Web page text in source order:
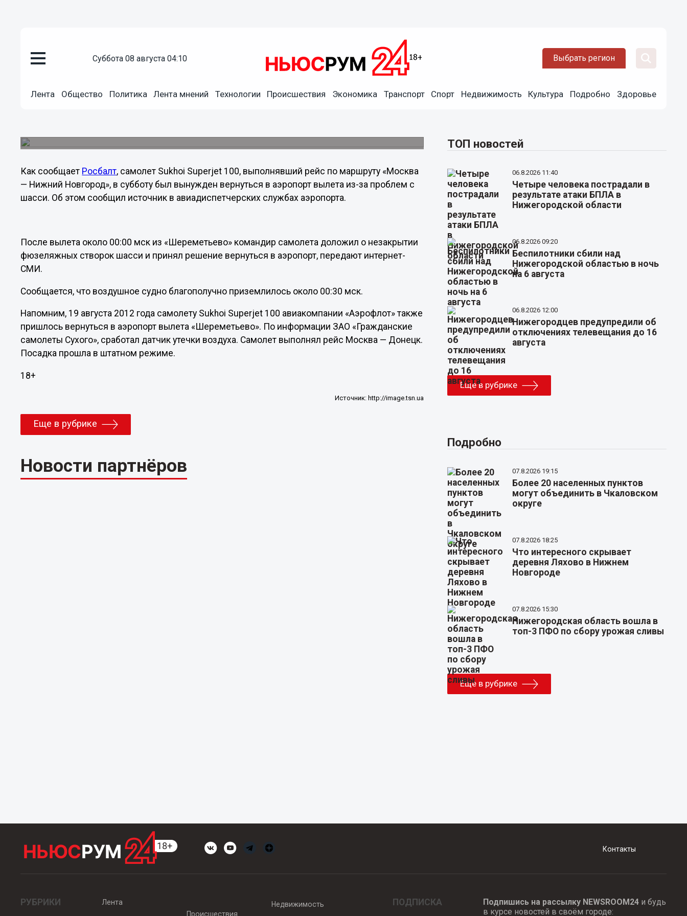
суббота 08 августа 04:10 Выбрать регион
Лента Общество Политика Лента мнений Технологии Происшествия Экономика Транспорт Спорт Недвижимость Культура Подробно Здоровье
Sukhoi Superjet 100, вылетевший из Москвы в Нижний
Как сообщает Росбалт, самолет Sukhoi Superjet 100, выполнявший рейс по маршруту «Москва
— Нижний Новгород», в субботу был вынужден вернуться в аэропорт вылета из-за проблем с
шасси. Об этом сообщил источник в авиадиспетчерских службах аэропорта.
После вылета около 00:00 мск из «Шереметьево» командир самолета доложил о незакрытии
фюзеляжных створок шасси и принял решение вернуться в аэропорт, передают интернет-
СМИ.
Сообщается, что воздушное судно благополучно приземлилось около 00:30 мск.
Напомним, 19 августа 2012 года самолету Sukhoi Superjet 100 авиакомпании «Аэрофлот» также
пришлось вернуться в аэропорт вылета «Шереметьево». По информации ЗАО «Гражданские
самолеты Сухого», сработал датчик утечки воздуха. Самолет выполнял рейс Москва — Донецк.
Посадка прошла в штатном режиме.
18+
Источник: http://image.tsn.ua
Еще в рубрике
Новости партнёров
ТОП новостей
06.8.2026 11:40
Четыре человека пострадали в
результате атаки БПЛА в
Нижегородской области
06.8.2026 09:20
Беспилотники сбили над
Нижегородской областью в ночь
на 6 августа
06.8.2026 12:00
Нижегородцев предупредили об
отключениях телевещания до 16
августа
Еще в рубрике
Подробно
07.8.2026 19:15
Более 20 населенных пунктов
могут объединить в Чкаловском
округе
07.8.2026 18:25
Что интересного скрывает
деревня Ляхово в Нижнем
Новгороде
07.8.2026 15:30
Нижегородская область вошла в
топ-3 ПФО по сбору урожая сливы
Еще в рубрике
Контакты
РУБРИКИ
Лента
Происшествия
Недвижимость ПОДПИСКА Подпишись на рассылку NEWSROOM24и будь
в курсе новостей в своём городе: